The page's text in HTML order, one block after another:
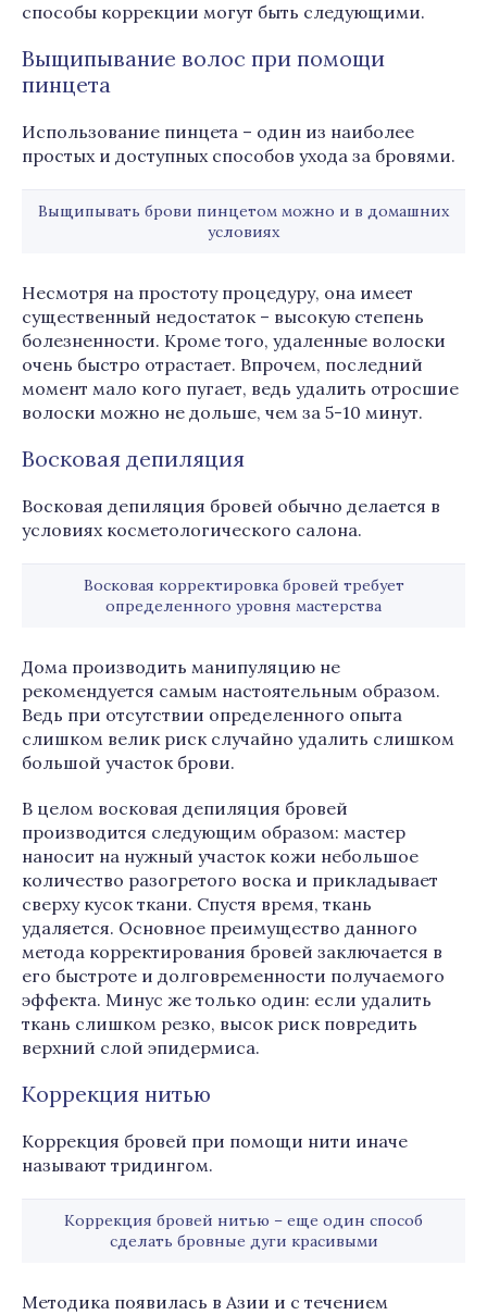
способы коррекции могут быть следующими.
Выщипывание волос при помощи
пинцета
Использование пинцета – один из наиболее
простых и доступных способов ухода за бровями.
Выщипывать брови пинцетом можно и в домашних
условиях
Несмотря на простоту процедуру, она имеет
существенный недостаток – высокую степень
болезненности. Кроме того, удаленные волоски
очень быстро отрастает. Впрочем, последний
момент мало кого пугает, ведь удалить отросшие
волоски можно не дольше, чем за 5-10 минут.
Восковая депиляция
Восковая депиляция бровей обычно делается в
условиях косметологического салона.
Восковая корректировка бровей требует
определенного уровня мастерства
Дома производить манипуляцию не
рекомендуется самым настоятельным образом.
Ведь при отсутствии определенного опыта
слишком велик риск случайно удалить слишком
большой участок брови.
В целом восковая депиляция бровей
производится следующим образом: мастер
наносит на нужный участок кожи небольшое
количество разогретого воска и прикладывает
сверху кусок ткани. Спустя время, ткань
удаляется. Основное преимущество данного
метода корректирования бровей заключается в
его быстроте и долговременности получаемого
эффекта. Минус же только один: если удалить
ткань слишком резко, высок риск повредить
верхний слой эпидермиса.
Коррекция нитью
Коррекция бровей при помощи нити иначе
называют тридингом.
Коррекция бровей нитью – еще один способ
сделать бровные дуги красивыми
Методика появилась в Азии и с течением